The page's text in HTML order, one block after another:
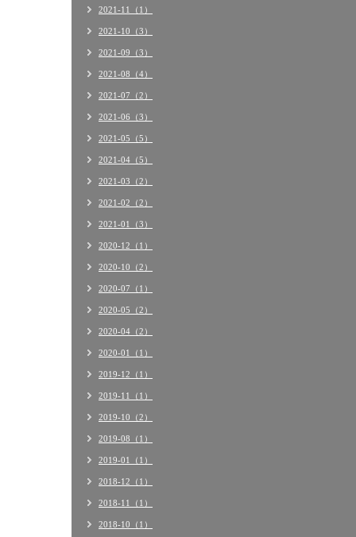
2021-11（1）
2021-10（3）
2021-09（3）
2021-08（4）
2021-07（2）
2021-06（3）
2021-05（5）
2021-04（5）
2021-03（2）
2021-02（2）
2021-01（3）
2020-12（1）
2020-10（2）
2020-07（1）
2020-05（2）
2020-04（2）
2020-01（1）
2019-12（1）
2019-11（1）
2019-10（2）
2019-08（1）
2019-01（1）
2018-12（1）
2018-11（1）
2018-10（1）